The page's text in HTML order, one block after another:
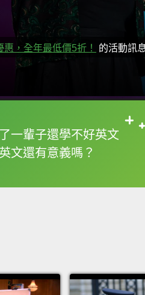
惠，全年最低價5折！ 的活動訊
一輩子還學不好英文
文還有意義嗎？
框選或點兩下字幕可以直